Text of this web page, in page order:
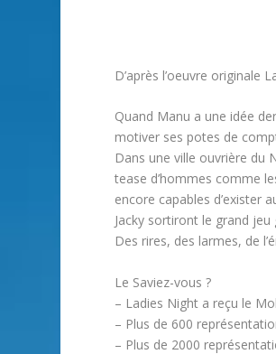
D’après l’oeuvre originale
Quand Manu a une idée
motiver ses potes de
Dans une ville ouvrière du
tease d’hommes comme
encore capables d’exister
Jacky sortiront le grand
Des rires, des larmes, de
Le Saviez-vous ?
– Ladies Night a reçu le
– Plus de 600
– Plus de 2000